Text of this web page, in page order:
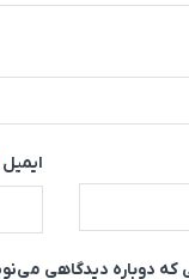
ایمیل
که دوباره دیدگاهی